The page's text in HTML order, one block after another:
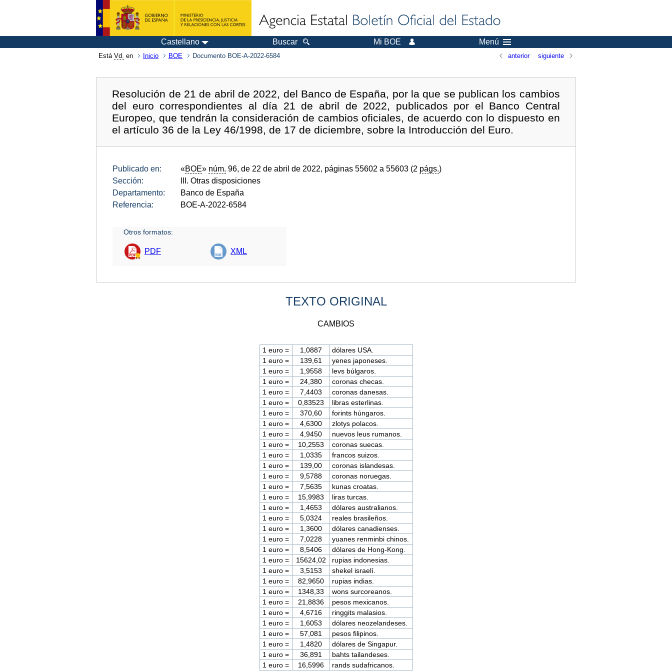
Castellano Buscar Mi BOE Menú
Está Vd. en Inicio BOE Documento BOE-A-2022-6584 anterior siguiente
Resolución de 21 de abril de 2022, del Banco de España, por la que se publican los cambios
del euro correspondientes al día 21 de abril de 2022, publicados por el Banco Central
Europeo, que tendrán la consideración de cambios oficiales, de acuerdo con lo dispuesto en
el artículo 36 de la Ley 46/1998, de 17 de diciembre, sobre la Introducción del Euro.
Publicado en: «BOE» núm. 96, de 22 de abril de 2022, páginas 55602 a 55603 (2 págs.)
Sección:
III. Otras disposiciones
Departamento:
Banco de España
Referencia:
BOE-A-2022-6584
Otros formatos:
PDF XML
TEXTO ORIGINAL
CAMBIOS
1 euro = 1,0887
dólares USA.
1 euro =
139,61
yenes japoneses.
1 euro =
1,9558
levs búlgaros.
1 euro =
24,380
coronas checas.
1 euro =
7,4403
coronas danesas.
1 euro =
0,83523
libras esterlinas.
1 euro =
370,60
forints húngaros.
1 euro =
4,6300
zlotys polacos.
1 euro =
4,9450
nuevos leus rumanos.
1 euro =
10,2553
coronas suecas.
1 euro =
1,0335
francos suizos.
1 euro =
139,00
coronas islandesas.
1 euro =
9,5788
coronas noruegas.
1 euro =
7,5635
kunas croatas.
1 euro =
15,9983
liras turcas.
1 euro =
1,4653
dólares australianos.
1 euro =
5,0324
reales brasileños.
1 euro =
1,3600
dólares canadienses.
1 euro =
7,0228
yuanes renminbi chinos.
1 euro =
8,5406
dólares de Hong-Kong.
1 euro =
15624,02
rupias indonesias.
1 euro =
3,5153
shekel israelí.
1 euro =
82,9650
rupias indias.
1 euro =
1348,33
wons surcoreanos.
1 euro =
21,8836
pesos mexicanos.
1 euro =
4,6716
ringgits malasios.
1 euro =
1,6053
dólares neozelandeses.
1 euro =
57,081
pesos filipinos.
1 euro =
1,4820
dólares de Singapur.
1 euro =
36,891
bahts tailandeses.
1 euro =
16,5996 rands sudafricanos.